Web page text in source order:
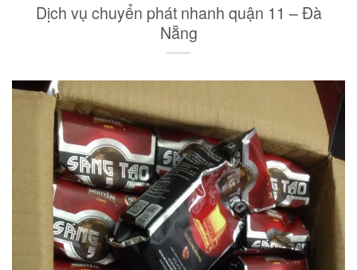
Dịch vụ chuyển phát nhanh quận 11 – Đà
Nẵng